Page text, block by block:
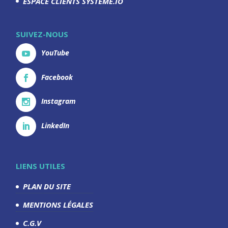
SUIVEZ-NOUS
YouTube
Facebook
Instagram
LinkedIn
LIENS UTILES
PLAN DU SITE
MENTIONS LÉGALES
C.G.V